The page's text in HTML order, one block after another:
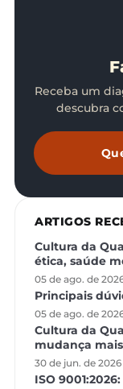
Receba um
descubra
ARTIGOS
Cultura da
ética, saúde
05 de ago. de
Principais
05 de ago. de
Cultura da
mudança
30 de jun. de 2026
ISO